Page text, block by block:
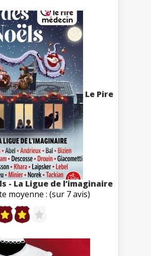
Le Pire
- La Ligue de l’imaginaire
moyenne : (sur 7 avis)